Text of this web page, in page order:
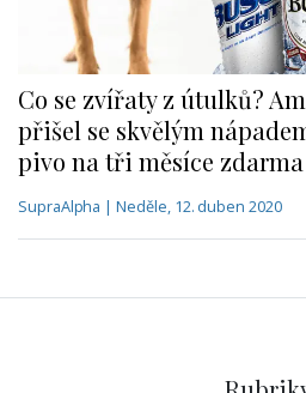
Co se zvířaty z útulků?
přišel se skvělým
pivo na tři měsíce zdarma
SupraAlpha | Neděle, 12. duben 2020